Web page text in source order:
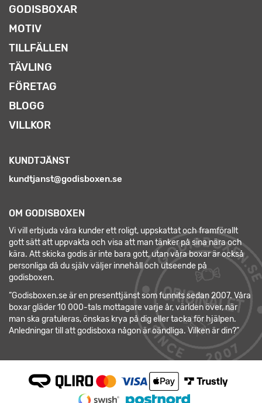
GODISBOXAR
MOTIV
TILLFÄLLEN
TÄVLING
FÖRETAG
BLOGG
VILLKOR
KUNDTJÄNST
kundtjanst@godisboxen.se
OM GODISBOXEN
Vi vill erbjuda våra kunder ett roligt, uppskattat och framförallt
gott sätt att uppvakta och visa att man tänker på sina nära och
kära. Att skicka godis är inte bara gott, utan våra boxar är också
personliga då du själv väljer innehåll och utseende på
godisboxen.
”Godisboxen.se är en presenttjänst som funnits sedan 2007. Våra
boxar gläder 10 000-tals mottagare varje år, världen över, när
man ska gratuleras, önskas krya på dig eller tacka för hjälpen.
Anledningar till att godisboxa någon är oändliga. Vilken är din?”